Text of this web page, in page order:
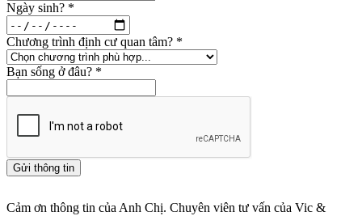
Ngày sinh? *
Chương trình định cư quan tâm? *
Bạn sống ở đâu? *
Gửi thông tin
Cảm ơn thông tin của Anh Chị. Chuyên viên tư vấn của Vic &